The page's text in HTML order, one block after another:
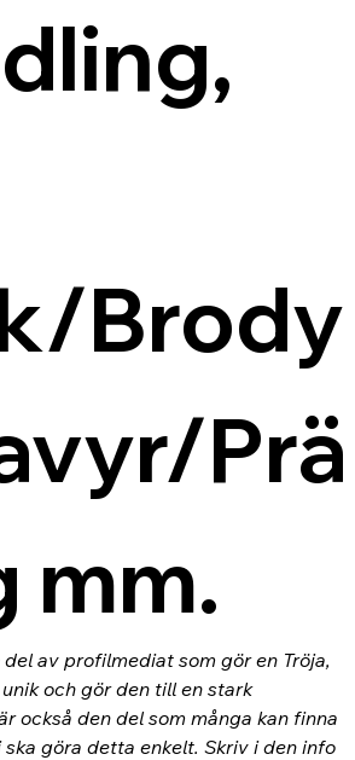
Brody
Prä
mm.
av profilmediat som gör en Tröja,
och gör den till en stark
också den del som många kan finna
göra detta enkelt. Skriv i den info